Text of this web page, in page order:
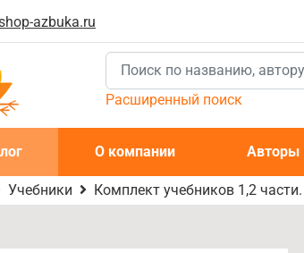
azbuka.ru
Расширенный поиск
О компании Авторы
Учебники Комплект учебников 1,2